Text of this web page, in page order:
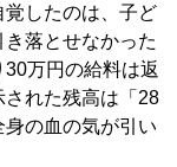
覚したのは、子ど
落とせなかった
万円の給料は返
れた残高は「28
の血の気が引い